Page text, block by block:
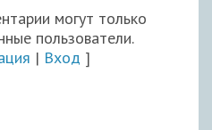
могут только
пользователи.
| Вход ]